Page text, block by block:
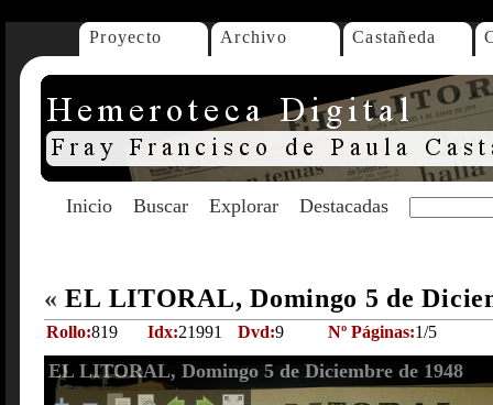
Proyecto Archivo Castañeda
Inicio Buscar Explorar Destacadas
« EL LITORAL, Domingo 5 de
Rollo:819 Idx:21991 Dvd:9 Nº Páginas:1/5
EL LITORAL, Domingo 5 de Diciembre de 1948